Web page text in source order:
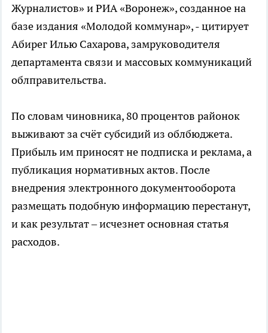
Журналистов» и РИА «Воронеж», созданное на
базе издания «Молодой коммунар», - цитирует
Абирег Илью Сахарова, замруководителя
департамента связи и массовых коммуникаций
облправительства.
По словам чиновника, 80 процентов районок
выживают за счёт субсидий из облбюджета.
Прибыль им приносят не подписка и реклама, а
публикация нормативных актов. После
внедрения электронного документооборота
размещать подобную информацию перестанут,
и как результат – исчезнет основная статья
расходов.